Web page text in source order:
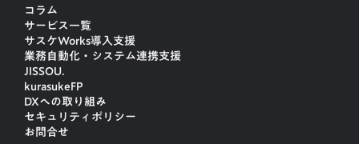
コラム
サービス一覧
サスケWorks導入支援
業務自動化・システム連携支援
JISSOU.
kurasukeFP
DXへの取り組み
セキュリティポリシー
お問合せ